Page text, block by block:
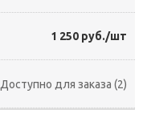
1 250 руб./шт
Доступно для заказа (2)